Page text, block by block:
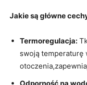
Jakie są główne
Termoregulacja:
swoją temperaturę